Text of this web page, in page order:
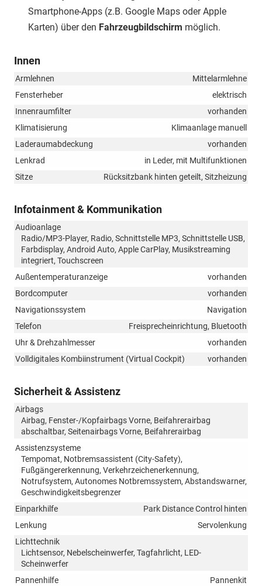
Smartphone-Apps (z.B. Google Maps oder Apple
Karten) über den Fahrzeugbildschirm möglich.
Innen
Armlehnen
Mittelarmlehne
Fensterheber
elektrisch
Innenraumfilter
vorhanden
Klimatisierung
Klimaanlage manuell
Laderaumabdeckung
vorhanden
Lenkrad
in Leder, mit Multifunktionen
Sitze
Rücksitzbank hinten geteilt, Sitzheizung
Infotainment & Kommunikation
Audioanlage
Radio/MP3-Player, Radio, Schnittstelle MP3, Schnittstelle USB,
Farbdisplay, Android Auto, Apple CarPlay, Musikstreaming
integriert, Touchscreen
Außentemperaturanzeige
vorhanden
Bordcomputer
vorhanden
Navigationssystem
Navigation
Telefon
Freisprecheinrichtung, Bluetooth
Uhr & Drehzahlmesser
vorhanden
Volldigitales Kombiinstrument (Virtual Cockpit)
vorhanden
Sicherheit & Assistenz
Airbags
Airbag, Fenster-/Kopfairbags Vorne, Beifahrerairbag
abschaltbar, Seitenairbags Vorne, Beifahrerairbag
Assistenzsysteme
Tempomat, Notbremsassistent (City-Safety),
Fußgängererkennung, Verkehrzeichenerkennung,
Notrufsystem, Autonomes Notbremssystem, Abstandswarner,
Geschwindigkeitsbegrenzer
Einparkhilfe
Park Distance Control hinten
Lenkung
Servolenkung
Lichttechnik
Lichtsensor, Nebelscheinwerfer, Tagfahrlicht, LED-
Scheinwerfer
Pannenhilfe
Pannenkit